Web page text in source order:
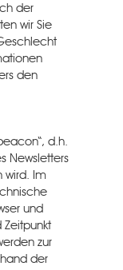
der
wir Sie
den
d.h.
Newsletters
wird. Im
und
Zeitpunkt
zur
der